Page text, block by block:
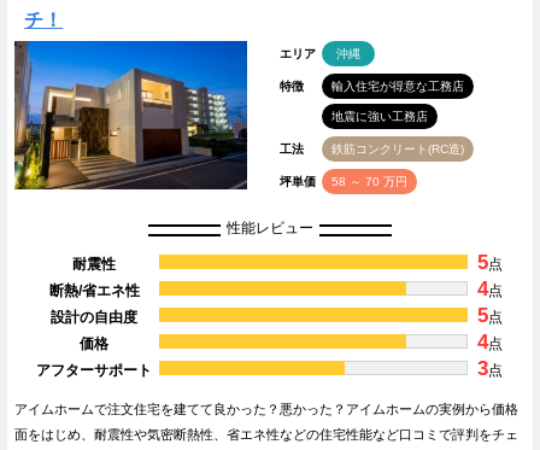
チ！
エリア 沖縄
特徴 輸入住宅が得意な工務店
地震に強い工務店
工法 鉄筋コンクリート(RC造)
坪単価 58 ～ 70 万円
性能レビュー
耐震性 5点
断熱/省エネ性
4点
設計の自由度
5点
価格
4点
アフターサポート
3点
アイムホームで注文住宅を建てて良かった？悪かった？アイムホームの実例から価格
面をはじめ、耐震性や気密断熱性、省エネ性などの住宅性能など口コミで評判をチェ